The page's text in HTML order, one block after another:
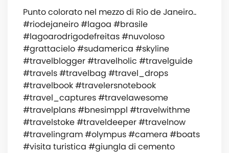
Punto colorato nel mezzo di Rio de Janeiro..
#riodejaneiro #lagoa #brasile
#lagoarodrigodefreitas #nuvoloso
#grattacielo #sudamerica #skyline
#travelblogger #travelholic #travelguide
#travels #travelbag #travel_drops
#travelbook #travelersnotebook
#travel_captures #travelawesome
#travelplans #bnesimppl #travelwithme
#travelstoke #traveldeeper #travelnow
#travelingram #olympus #camera #boats
#visita turistica #giungla di cemento